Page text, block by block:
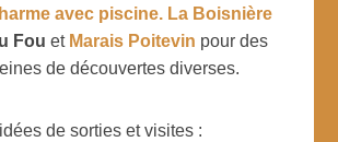
avec piscine. La Boisnière
Fou et Marais Poitevin pour des
de découvertes diverses.
de sorties et visites :